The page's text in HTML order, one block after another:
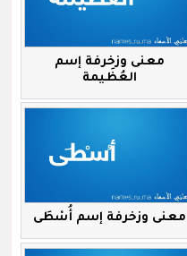
معنى وزخرفة إسم
العُظَيمة
معنى وزخرفة إسم أُسْطَى